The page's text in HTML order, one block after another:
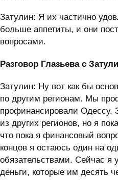
Затулин: Я их частично
больше аппетиты, и они
вопросами.
Разговор Глазьева с
Затулин: Ну вот как бы
по другим регионам. Мы
профинансировали Одессу.
из других регионов, но я
что пока я финансовый
концов я остаюсь один на
обязательствами. Сейчас я
деньги, которые им десять